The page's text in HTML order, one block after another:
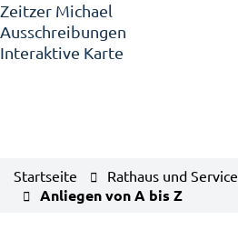
Zeitzer Michael
Ausschreibungen
Interaktive Karte
Startseite Rathaus und Service
Anliegen von A bis Z